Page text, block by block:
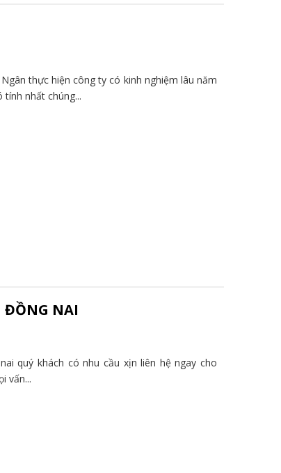
thực hiện công ty có kinh nghiệm lâu năm
tính nhất chúng...
ĐỒNG NAI
quý khách có nhu cầu xịn liên hệ ngay cho
vấn...